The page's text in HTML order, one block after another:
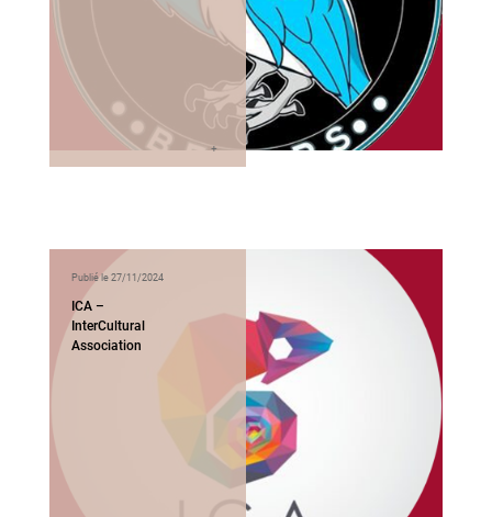
Publié le 27/11/2024
ICA –
InterCultural
Association